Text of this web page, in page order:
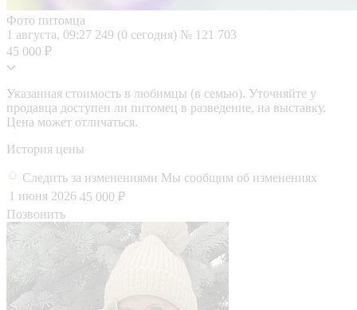
Фото питомца
1 августа, 09:27 249 (0 сегодня) № 121 703
45 000 ₽
Указанная стоимость в любимцы (в семью). Уточняйте у
продавца доступен ли питомец в разведение, на выставку.
Цена может отличаться.
История цены
Следить за изменениями Мы сообщим об изменениях
1 июня 2026 45 000 ₽
Позвонить